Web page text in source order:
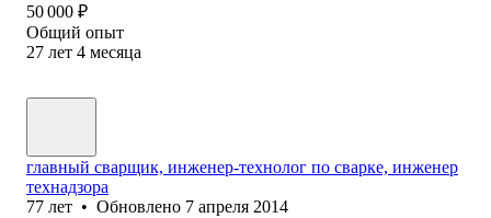
50 000 ₽
Общий опыт
27 лет 4 месяца
главный сварщик, инженер-технолог по сварке, инженер
технадзора
77 лет • Обновлено 7 апреля 2014